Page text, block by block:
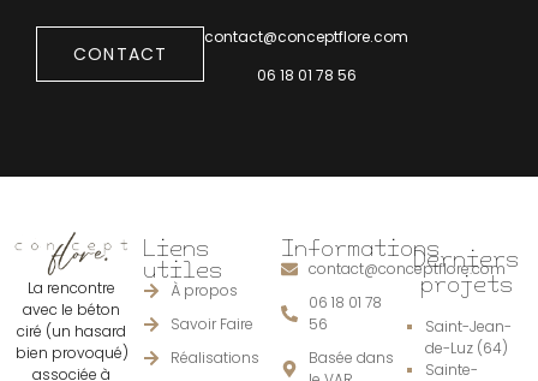
CONTACT
contact@conceptflore.com
06 18 01 78 56
La rencontre
avec le béton
ciré (un hasard
bien provoqué)
associée à
Liens
utiles
À propos
Savoir Faire
Réalisations
Informations
contact@conceptflore.com
06 18 01 78
56
Basée dans
Derniers
projets
Saint-Jean-
de-Luz (64)
Sainte-